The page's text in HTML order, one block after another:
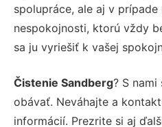
spolupráce, ale aj v prípade
nespokojnosti, ktorú vždy
sa ju vyriešiť k vašej
Čistenie Sandberg? S
obávať. Neváhajte a
informácií. Prezrite si aj